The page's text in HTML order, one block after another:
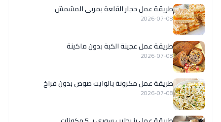
طريقة عمل حجار القلعة بمربى المشمش
2026-07-08
طريقة عمل عجينة الكبة بدون ماكينة
2026-07-08
طريقة عمل مكرونة بالوايت صوص بدون فراخ
2026-07-08